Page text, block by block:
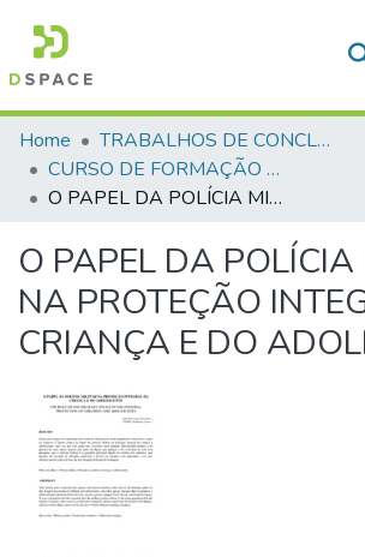
Communities & Collections
All of DSpace
Home
TRABALHOS DE CONCLUSÃO DE CURSO - CFP (CURSO DE FORMAÇÃO DE PRAÇAS)
CURSO DE FORMAÇÃO DE PRAÇAS - CFP - 2018
O PAPEL DA POLÍCIA MILITAR NA PROTEÇÃO INTEGRAL DA CRIANÇA E DO ADOLESCENTE
O PAPEL DA
NA PROTEÇÃO
CRIANÇA E DO